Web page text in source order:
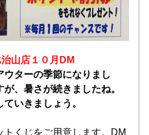
山店１０月DM
ターの季節になりまし
、暑さが続きましたね。
いきましょう。
トくじをご用意します。DM